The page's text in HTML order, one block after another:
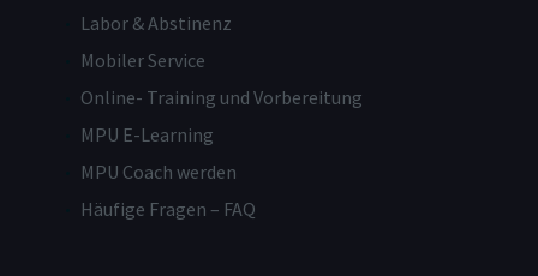
Labor & Abstinenz
Mobiler Service
Online- Training und Vorbereitung
MPU E-Learning
MPU Coach werden
Häufige Fragen – FAQ